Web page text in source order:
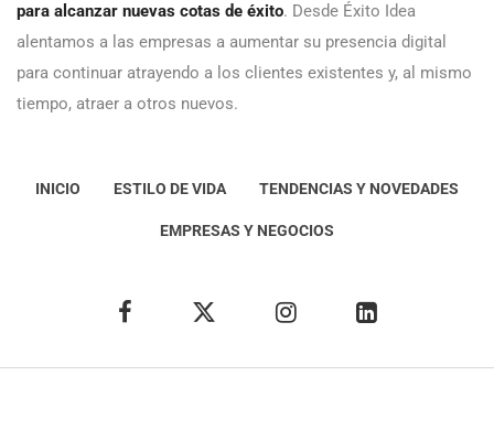
para alcanzar nuevas cotas de éxito. Desde Éxito Idea
alentamos a las empresas a aumentar su presencia digital
para continuar atrayendo a los clientes existentes y, al mismo
tiempo, atraer a otros nuevos.
INICIO ESTILO DE VIDA TENDENCIAS Y NOVEDADES
EMPRESAS Y NEGOCIOS